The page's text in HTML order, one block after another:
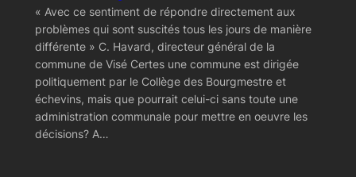
« Avec ce sentiment de répondre directement aux
problèmes qui sont suscités tous les jours de manière
différente » C. Havard, directeur général de la
commune de Visé Certes une commune est dirigée
politiquement par le Collège des Bourgmestre et
échevins, mais que pourrait celui-ci sans toute une
administration communale pour mettre en oeuvre les
décisions? A…